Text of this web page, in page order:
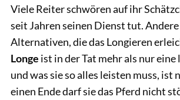
Viele Reiter schwören auf ihr
seit Jahren seinen Dienst tut. Andere
Alternativen, die das Longieren
Longe ist in der Tat mehr als nur eine
und was sie so alles leisten muss, ist
einen Ende darf sie das Pferd nicht